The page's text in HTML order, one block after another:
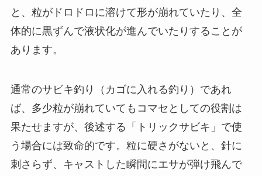
と、粒がドロドロに溶けて形が崩れていたり、全
体的に黒ずんで液状化が進んでいたりすることが
あります。
通常のサビキ釣り（カゴに入れる釣り）であれ
ば、多少粒が崩れていてもコマセとしての役割は
果たせますが、後述する「トリックサビキ」で使
う場合には致命的です。粒に硬さがないと、針に
刺さらず、キャストした瞬間にエサが弾け飛んで